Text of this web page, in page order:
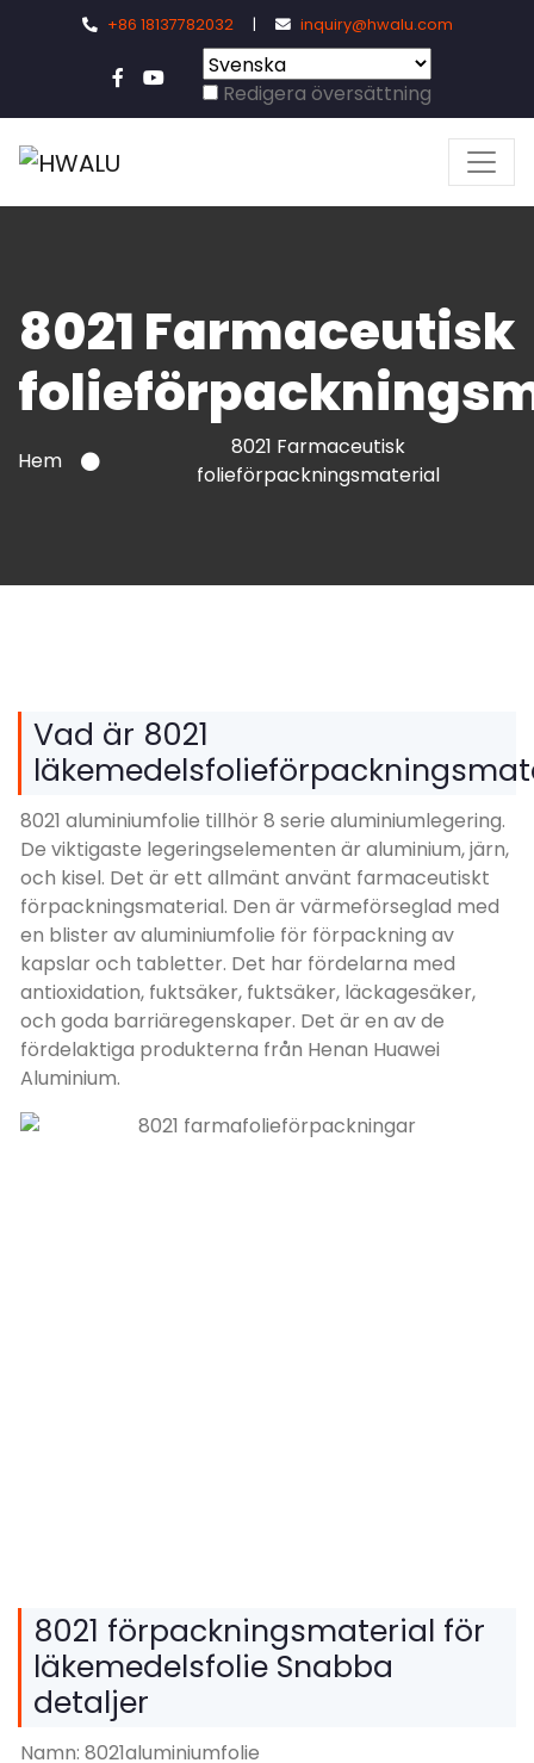
+86 18137782032 | inquiry@hwalu.com
Redigera översättning
8021 Farmaceutisk
Hem
8021 Farmaceutisk
folieförpackningsmaterial
Vad är 8021
8021 aluminiumfolie tillhör 8 serie aluminiumlegering.
De viktigaste legeringselementen är aluminium, järn,
och kisel. Det är ett allmänt använt farmaceutiskt
förpackningsmaterial. Den är värmeförseglad med
en blister av aluminiumfolie för förpackning av
kapslar och tabletter. Det har fördelarna med
antioxidation, fuktsäker, fuktsäker, läckagesäker,
och goda barriäregenskaper. Det är en av de
fördelaktiga produkterna från Henan Huawei
Aluminium.
8021 förpackningsmaterial för
läkemedelsfolie Snabba
detaljer
Namn: 8021aluminiumfolie